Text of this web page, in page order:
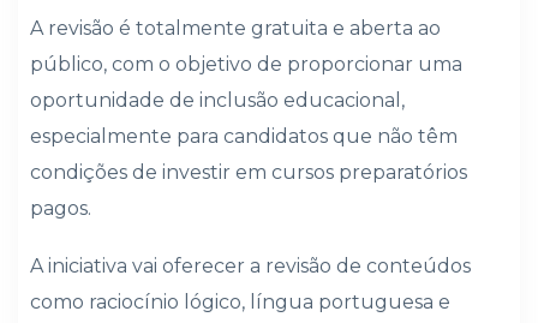
A revisão é totalmente gratuita e aberta ao
público, com o objetivo de proporcionar uma
oportunidade de inclusão educacional,
especialmente para candidatos que não têm
condições de investir em cursos preparatórios
pagos.
A iniciativa vai oferecer a revisão de conteúdos
como raciocínio lógico, língua portuguesa e